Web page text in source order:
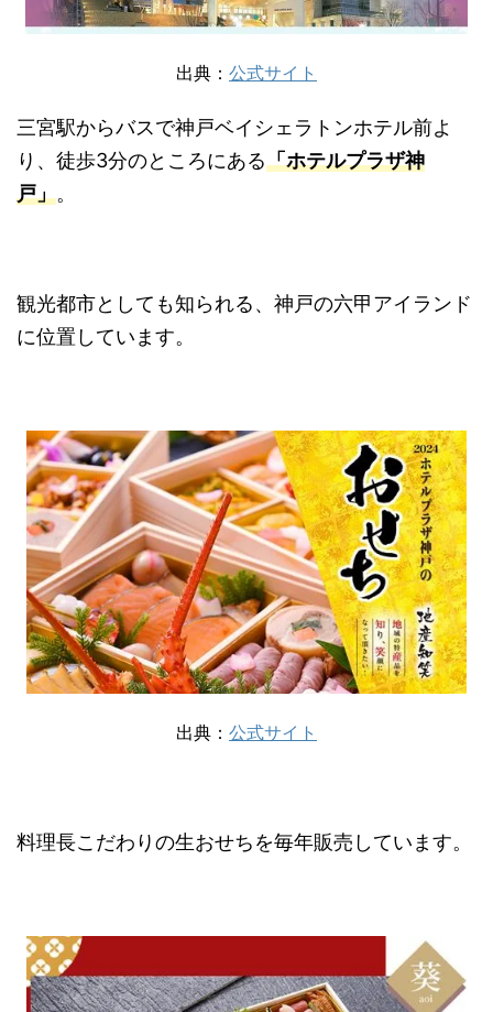
出典： 公式サイト
三宮駅からバスで神戸ベイシェラトンホテル前よ
り、徒歩3分のところにある「ホテルプラザ神
戸」。
観光都市としても知られる、神戸の六甲アイランド
に位置しています。
出典： 公式サイト
料理長こだわりの生おせちを毎年販売しています。